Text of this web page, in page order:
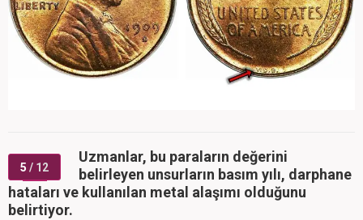
5 / 12
Uzmanlar, bu paraların değerini
belirleyen unsurların basım yılı, darphane
hataları ve kullanılan metal alaşımı olduğunu
belirtiyor.